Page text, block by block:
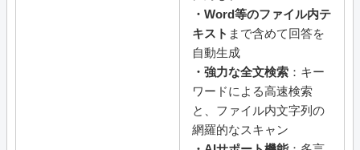
・Word等のファイル内テ
キスト まで含めて回答を
自動生成
・強力な全文検索 ：キー
ワードによる高速検索
と、ファイル内文字列の
網羅的なスキャン